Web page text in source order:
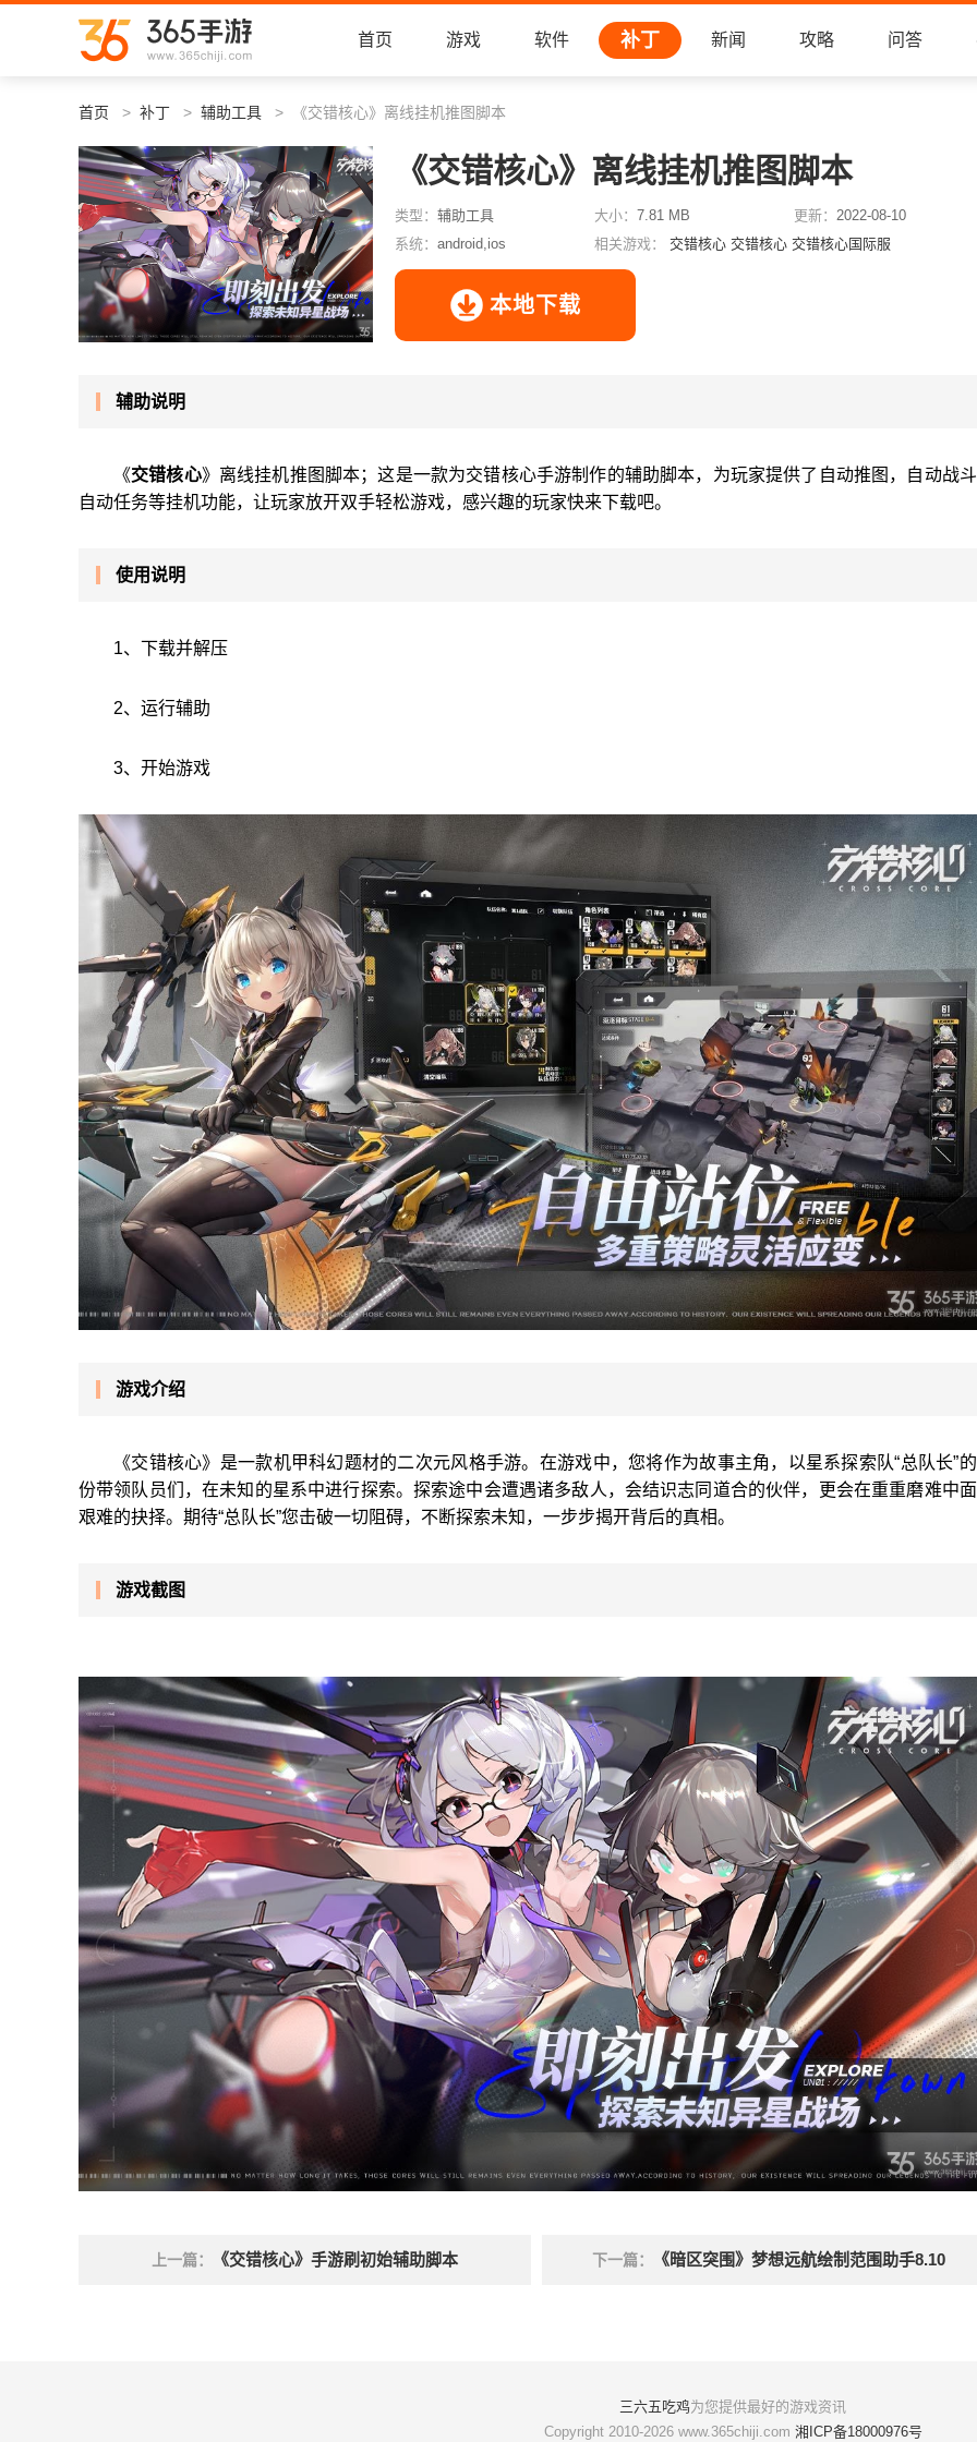
首页 游戏 软件 补丁 新闻 攻略 问答
首页 补丁 辅助工具 《交错核心》离线挂机推图脚本
《交错核心》离线挂机推图脚本
类型： 辅助工具 大小： 7.81 MB 更新： 2022-08-10
系统： android,ios 相关游戏： 交错核心 交错核心 交错核心国际服
本地下载
辅助说明
《交错核心》离线挂机推图脚本；这是一款为交错核心手游制作的辅助脚本，为玩家提供了自动推图，自动战
自动任务等挂机功能，让玩家放开双手轻松游戏，感兴趣的玩家快来下载吧。
使用说明
1、下载并解压
2、运行辅助
3、开始游戏
游戏介绍
《交错核心》是一款机甲科幻题材的二次元风格手游。在游戏中，您将作为故事主角，以星系探索队“总队长”
份带领队员们，在未知的星系中进行探索。探索途中会遭遇诸多敌人，会结识志同道合的伙伴，更会在重重磨难中
艰难的抉择。期待“总队长”您击破一切阻碍，不断探索未知，一步步揭开背后的真相。
游戏截图
上一篇： 《交错核心》手游刷初始辅助脚本 下一篇： 《暗区突围》梦想远航绘制范围助手8.10
三六五吃鸡为您提供最好的游戏资讯
Copyright 2010-2026 www.365chiji.com 湘ICP备18000976号